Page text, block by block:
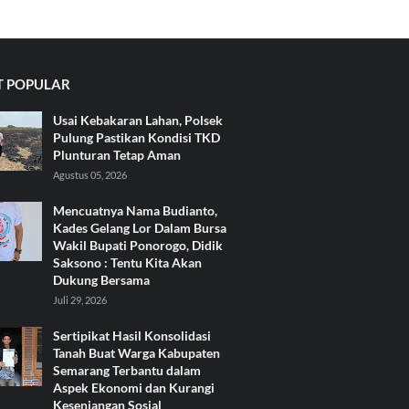
POPULAR
Usai Kebakaran Lahan, Polsek
Pulung Pastikan Kondisi TKD
Plunturan Tetap Aman
Agustus 05, 2026
Mencuatnya Nama Budianto,
Kades Gelang Lor Dalam Bursa
Wakil Bupati Ponorogo, Didik
Saksono : Tentu Kita Akan
Dukung Bersama
Juli 29, 2026
Sertipikat Hasil Konsolidasi
Tanah Buat Warga Kabupaten
Semarang Terbantu dalam
Aspek Ekonomi dan Kurangi
Kesenjangan Sosial